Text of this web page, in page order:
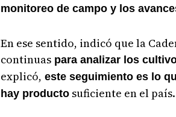
monitoreo de campo y los
En ese sentido, indicó que la
continuaspara analizar los
explicó, este seguimiento es lo
hay productosuficiente en el país.